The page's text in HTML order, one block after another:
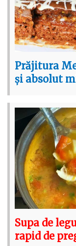
Prăjitura
și absolut
Supa de
rapid de